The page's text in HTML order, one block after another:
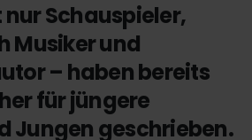
nur Schauspieler,
Musiker und
– haben bereits
für jüngere
Jungen geschrieben.